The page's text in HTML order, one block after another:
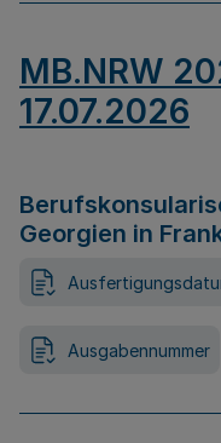
MB.NRW
17.07.2026
Georgien in
Ausgabennummer